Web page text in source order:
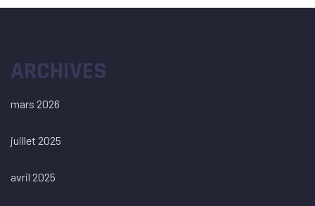
ARCHIVES
mars 2026
juillet 2025
avril 2025